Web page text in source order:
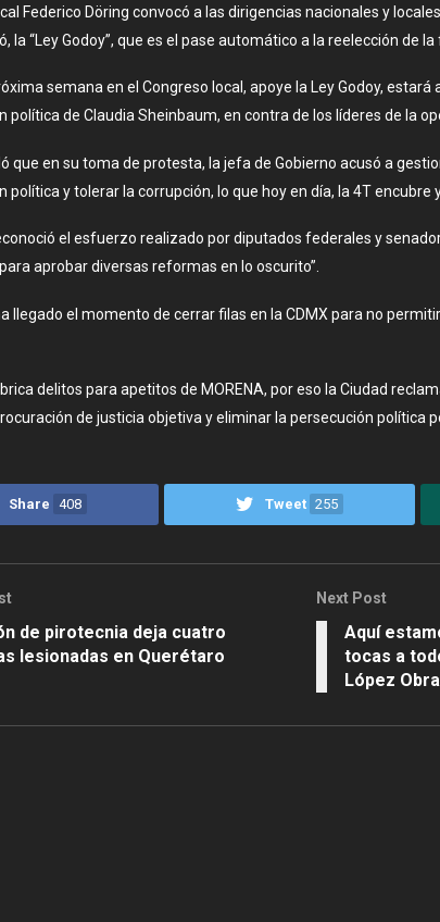
Federico Döring convocó a las dirigencias nacionales y
la “Ley Godoy”, que es el pase automático a la reelección de
semana en el Congreso local, apoye la Ley Godoy, estará
política de Claudia Sheinbaum, en contra de los líderes de la
que en su toma de protesta, la jefa de Gobierno acusó a
política y tolerar la corrupción, lo que hoy en día, la 4T encubre
el esfuerzo realizado por diputados federales y
aprobar diversas reformas en lo oscurito”.
llegado el momento de cerrar filas en la CDMX para no
delitos para apetitos de MORENA, por eso la Ciudad
de justicia objetiva y eliminar la persecución política
Share 408 Tweet 255
de pirotecnia deja cuatro
lesionadas en Querétaro
Next Post
Aquí
tocas a
López